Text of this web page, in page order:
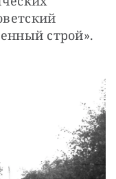
строй».